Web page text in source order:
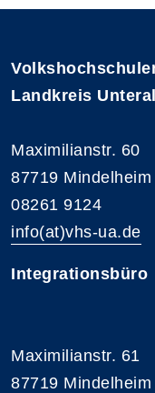
Landkreis
Maximilianstr. 60
87719 Mindelheim
08261 9124
info(at)vhs-ua.de
Integrationsbüro
Maximilianstr. 61
87719 Mindelheim